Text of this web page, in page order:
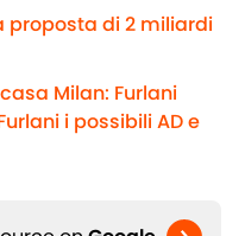
proposta di 2 miliardi
Milan: Furlani
i possibili AD e